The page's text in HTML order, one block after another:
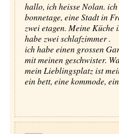
hallo, ich heisse Nolan.
bonnetage, eine Stadt in
zwei etagen. Meine
habe zwei schlafzimmer .
ich habe einen grossen
mit meinen geschwister.
mein Lieblingsplatz ist
ein bett, eine kommode,